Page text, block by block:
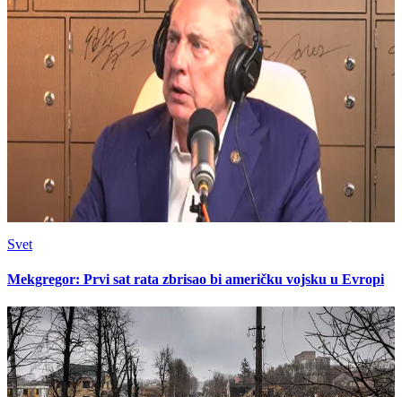
Svet
Mekgregor: Prvi sat rata zbrisao bi američku vojsku u Evropi